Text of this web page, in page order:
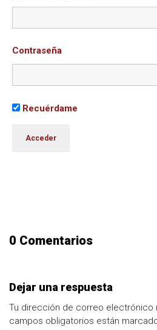
Contraseña
Recuérdame
0 Comentarios
Dejar una respuesta
Tu dirección de correo electrónico
campos obligatorios están